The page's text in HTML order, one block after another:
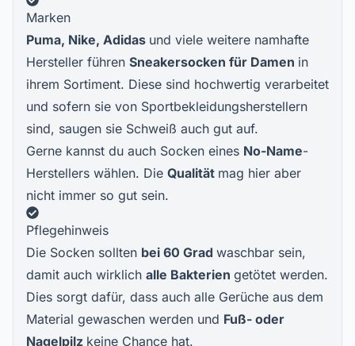
Marken
Puma, Nike, Adidas und viele weitere namhafte
Hersteller führen Sneakersocken für Damen in
ihrem Sortiment. Diese sind hochwertig verarbeitet
und sofern sie von Sportbekleidungsherstellern
sind, saugen sie Schweiß auch gut auf.
Gerne kannst du auch Socken eines No-Name-
Herstellers wählen. Die Qualität mag hier aber
nicht immer so gut sein.
Pflegehinweis
Die Socken sollten bei 60 Grad waschbar sein,
damit auch wirklich alle Bakterien getötet werden.
Dies sorgt dafür, dass auch alle Gerüche aus dem
Material gewaschen werden und Fuß- oder
Nagelpilz keine Chance hat.